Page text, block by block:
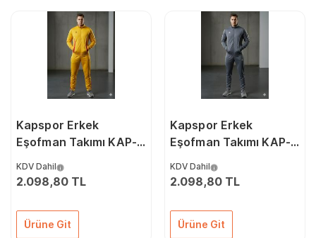
Kapspor Erkek
Eşofman Takımı KAP-
KDV Dahil
2.098,80 TL
Ürüne Git
Kapspor Erkek
Eşofman Takımı KAP-
KDV Dahil
2.098,80 TL
Ürüne Git